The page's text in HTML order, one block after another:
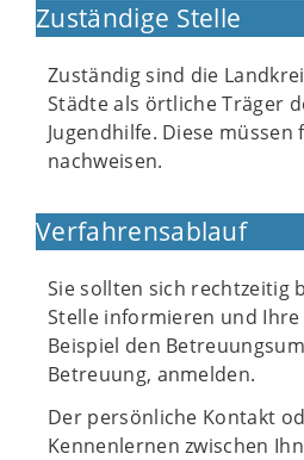
Zuständige Stelle
Zuständig sind die
Städte als örtliche Träger
Jugendhilfe. Diese müssen
nachweisen.
Verfahrensablauf
Sie sollten sich rechtzeitig
Stelle informieren und Ihre
Beispiel den
Betreuung, anmelden.
Der persönliche Kontakt
Kennenlernen zwischen